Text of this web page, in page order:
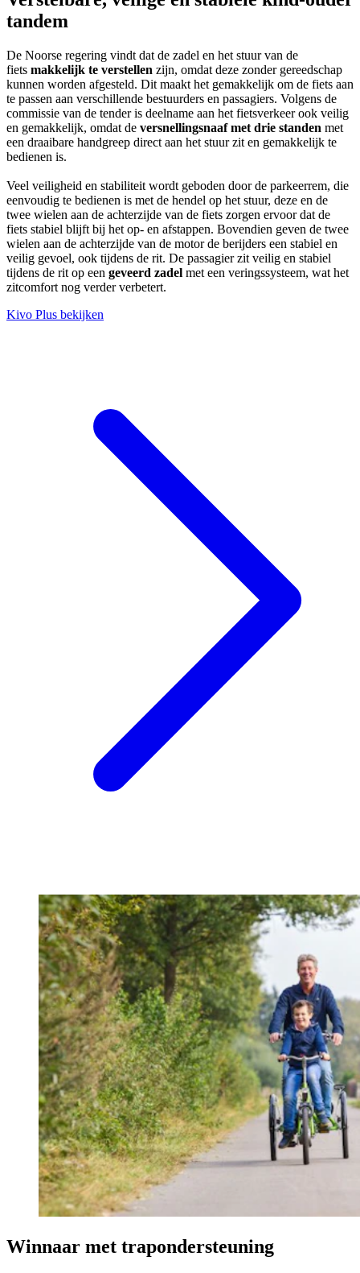
tandem
De Noorse regering vindt dat de zadel en het stuur van de
fiets makkelijk te verstellen zijn, omdat deze zonder gereedschap
kunnen worden afgesteld. Dit maakt het gemakkelijk om de fiets aan
te passen aan verschillende bestuurders en passagiers. Volgens de
commissie van de tender is deelname aan het fietsverkeer ook veilig
en gemakkelijk, omdat de versnellingsnaaf met drie standen met
een draaibare handgreep direct aan het stuur zit en gemakkelijk te
bedienen is.
Veel veiligheid en stabiliteit wordt geboden door de parkeerrem, die
eenvoudig te bedienen is met de hendel op het stuur, deze en de
twee wielen aan de achterzijde van de fiets zorgen ervoor dat de
fiets stabiel blijft bij het op- en afstappen. Bovendien geven de twee
wielen aan de achterzijde van de motor de berijders een stabiel en
veilig gevoel, ook tijdens de rit. De passagier zit veilig en stabiel
tijdens de rit op een geveerd zadel met een veringssysteem, wat het
zitcomfort nog verder verbetert.
Kivo Plus bekijken
Winnaar met trapondersteuning